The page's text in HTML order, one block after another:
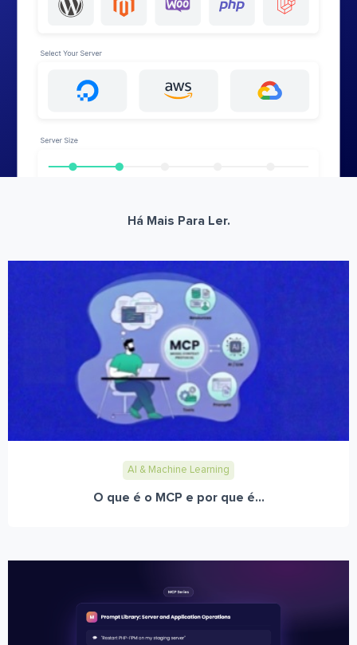
Há Mais Para Ler.
AI & Machine Learning
O que é o MCP e por que é...